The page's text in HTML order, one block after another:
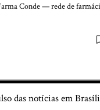
Conde — rede de
das notícias em